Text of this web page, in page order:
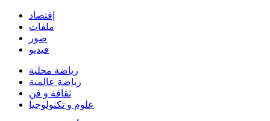
إقتصاد
ملفات
صور
فيديو
رياضة محلية
رياضة عالمية
ثقافة و فن
علوم و تكنولوجيا